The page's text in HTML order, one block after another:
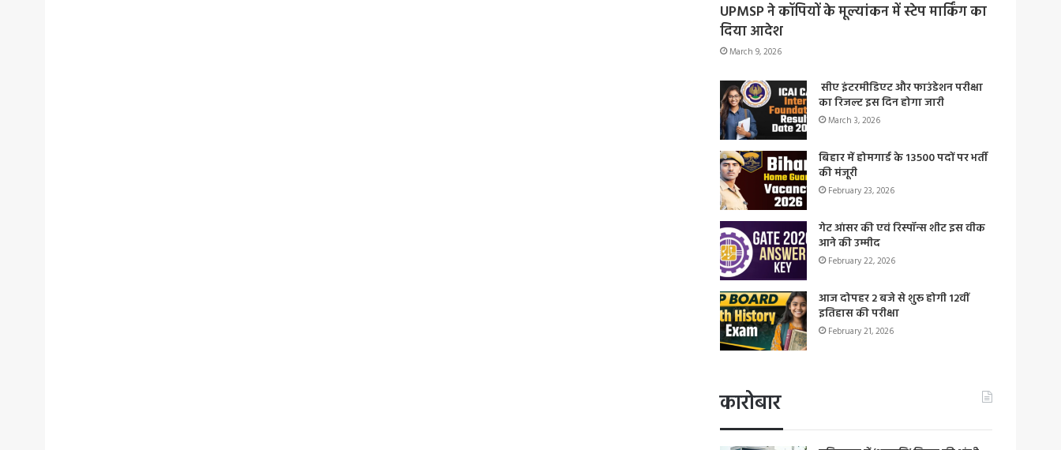
UPMSP ने कॉपियों के मूल्यांकन में स्टेप मार्किंग का
दिया आदेश
March 9, 2026
सीए इंटरमीडिएट और फाउंडेशन परीक्षा
का रिजल्ट इस दिन होगा जारी
March 3, 2026
बिहार में होमगार्ड के 13500 पदों पर भर्ती
की मंजूरी
February 23, 2026
गेट आंसर की एवं रिस्पॉन्स शीट इस वीक
आने की उम्मीद
February 22, 2026
आज दोपहर 2 बजे से शुरू होगी 12वीं
इतिहास की परीक्षा
February 21, 2026
कारोबार